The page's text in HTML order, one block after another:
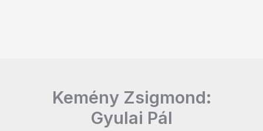
Kemény Zsigmond:
Gyulai Pál